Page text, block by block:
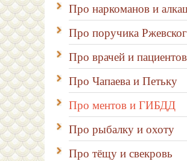
Про наркоманов и
Про поручика
Про врачей и пациентов
Про Чапаева и Петьку
Про ментов и ГИБДД
Про рыбалку и охоту
Про тёщу и свекровь